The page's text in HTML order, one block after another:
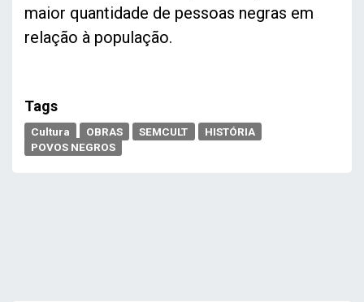
maior quantidade de pessoas negras em
relação à população.
Tags
Cultura OBRAS SEMCULT
HISTÓRIA
POVOS NEGROS